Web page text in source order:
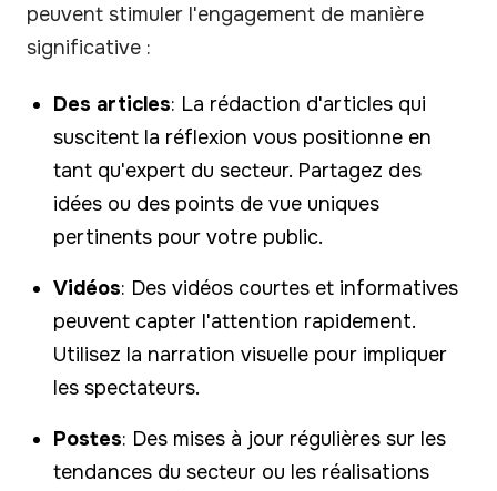
peuvent stimuler l'engagement de manière
significative :
Des articles: La rédaction d'articles qui
suscitent la réflexion vous positionne en
tant qu'expert du secteur. Partagez des
idées ou des points de vue uniques
pertinents pour votre public.
Vidéos: Des vidéos courtes et informatives
peuvent capter l'attention rapidement.
Utilisez la narration visuelle pour impliquer
les spectateurs.
Postes: Des mises à jour régulières sur les
tendances du secteur ou les réalisations